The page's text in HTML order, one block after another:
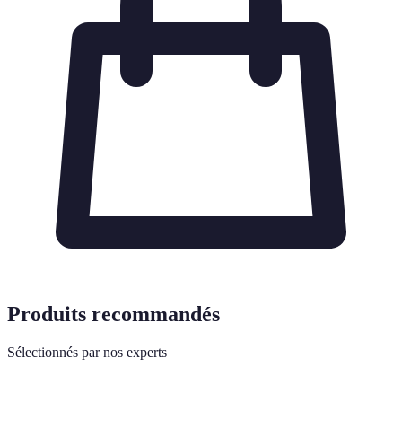
Produits recommandés
Sélectionnés par nos experts